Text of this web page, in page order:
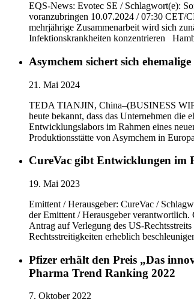
EQS-News: Evotec SE / Schlagwort(e):
voranzubringen 10.07.2024 / 07:30 CET/
mehrjährige Zusammenarbeit wird sich
Infektionskrankheiten konzentrieren
Asymchem sichert sich
21. Mai 2024
TEDA TIANJIN, China–(BUSINESS
heute bekannt, dass das Unternehmen
Entwicklungslabors im Rahmen eines
Produktionsstätte von Asymchem in
CureVac gibt Entwicklungen im
19. Mai 2023
Emittent / Herausgeber: CureVac /
der Emittent / Herausgeber
Antrag auf Verlegung des US-
Rechtsstreitigkeiten erheblich
Pfizer erhält den Preis „Das
Pharma Trend Ranking 2022
7. Oktober 2022